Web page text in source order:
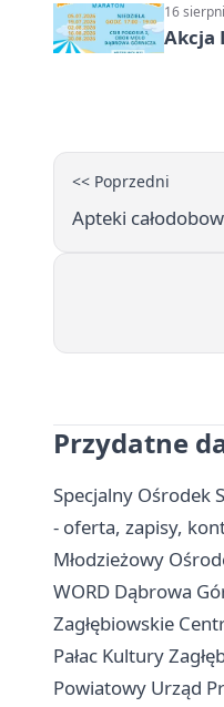
16
Akcja
<< Poprzedni
Apteki
Przydatne
Specjalny Ośrodek
- oferta, zapisy,
Młodzieżowy
WORD Dąbrowa
Zagłębiowskie
Pałac Kultury
Powiatowy Urząd